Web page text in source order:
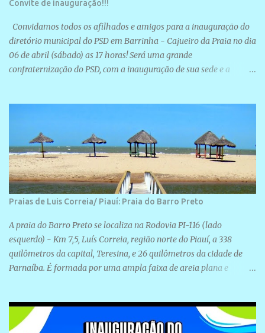
Convite de inauguração!!!
Convidamos todos os afilhados e amigos para a inauguração do
diretório municipal do PSD em Barrinha - Cajueiro da Praia no dia
06 de abril (sábado) as 17 horas! Será uma grande
confraternização do PSD, com a inauguração de sua sede e a
Praias de Luis Correia/ Piauí: Praia do Barro Preto
A praia do Barro Preto se localiza na Rodovia PI-116 (lado
esquerdo) - Km 7,5, Luís Correia, região norte do Piauí, a 338
quilômetros da capital, Teresina, e 26 quilômetros da cidade de
Parnaíba. É formada por uma ampla faixa de areia plana e
devido ao extensivo molhe de pedras que não chegam a 2 metros
de altura, não apresentando dunas em seu espaço geográfico. Não